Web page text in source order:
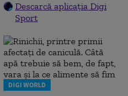
Descarcă aplicația Digi
Sport
DIGI WORLD